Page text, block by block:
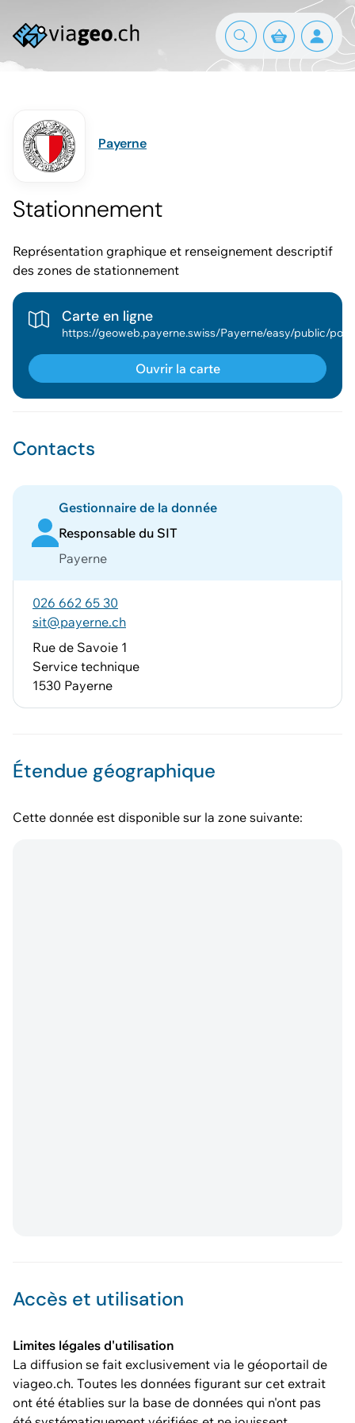
Payerne
Stationnement
Représentation graphique et renseignement descriptif
des zones de stationnement
Contacts
Gestionnaire de la donnée
Responsable du SIT
Payerne
026 662 65 30
sit@payerne.ch
Rue de Savoie 1
Service technique
1530 Payerne
Étendue géographique
Cette donnée est disponible sur la zone suivante:
Accès et utilisation
Limites légales d'utilisation
La diffusion se fait exclusivement via le géoportail de
viageo.ch. Toutes les données figurant sur cet extrait
ont été établies sur la base de données qui n'ont pas
Carte en ligne
Ouvrir la carte